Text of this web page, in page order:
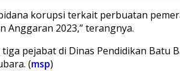
korupsi terkait perbuatan
Anggaran 2023,” terangnya.
pejabat di Dinas Pendidikan
(msp)